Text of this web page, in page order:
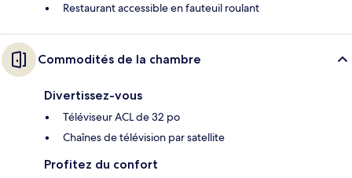
Restaurant accessible en fauteuil roulant
Commodités de la chambre
Divertissez-vous
Téléviseur ACL de 32 po
Chaînes de télévision par satellite
Profitez du confort